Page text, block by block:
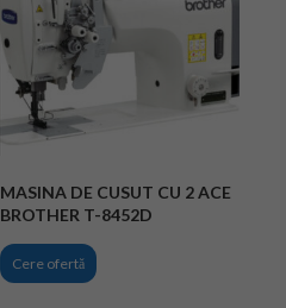
MASINA DE CUSUT CU 2 ACE
BROTHER T-8452D
Cere ofertă